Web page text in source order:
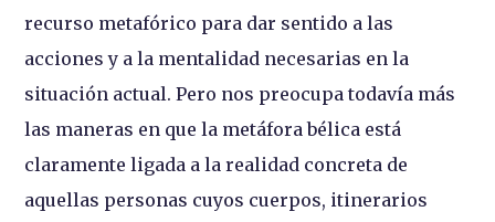
recurso metafórico para dar sentido a las
acciones y a la mentalidad necesarias en la
situación actual. Pero nos preocupa todavía más
las maneras en que la metáfora bélica está
claramente ligada a la realidad concreta de
aquellas personas cuyos cuerpos, itinerarios